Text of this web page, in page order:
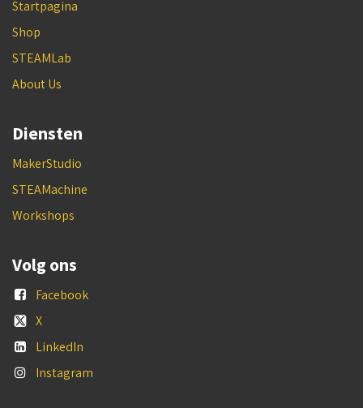
Startpagina
Shop
STEAMLab
About Us
Diensten
MakerStudio
STEAMachine
Workshops
Volg ons
Facebook
X
LinkedIn
Instagram